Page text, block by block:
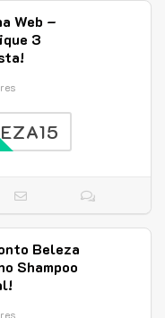
Web –
3
Beleza
Shampoo